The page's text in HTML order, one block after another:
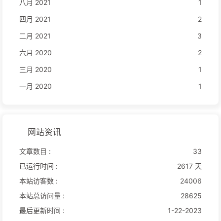
八月 2021
1
四月 2021
2
二月 2021
3
六月 2020
2
三月 2020
1
一月 2020
1
网站资讯
文章数目 :
33
已运行时间 :
2617 天
本站访客数 :
24006
本站总访问量 :
28625
最后更新时间 :
1-22-2023